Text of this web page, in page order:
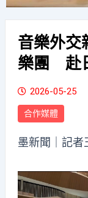
音樂外
樂團 赴
2026-05-25
合作媒體
墨新聞 ｜記